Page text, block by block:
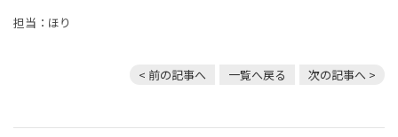
担当：ほり
< 前の記事へ 一覧へ戻る 次の記事へ >